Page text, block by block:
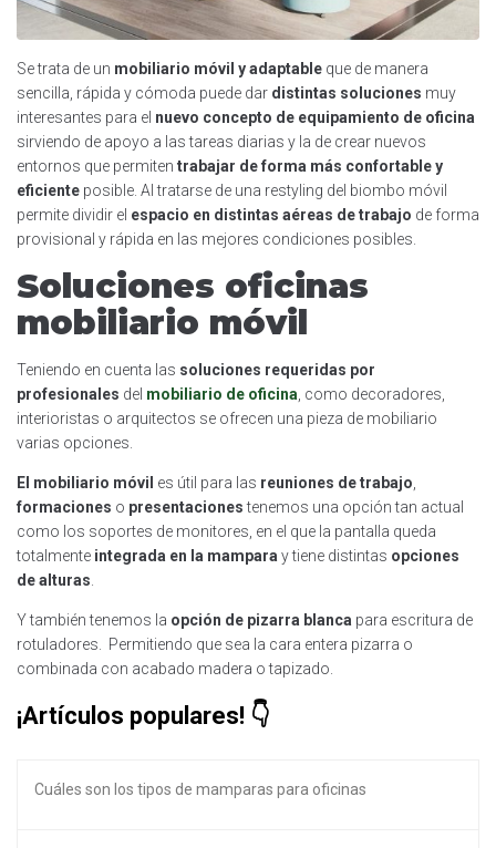
Se trata de un mobiliario móvil y adaptable que de manera
sencilla, rápida y cómoda puede dar distintas soluciones muy
interesantes para el nuevo concepto de equipamiento de oficina
sirviendo de apoyo a las tareas diarias y la de crear nuevos
entornos que permiten trabajar de forma más confortable y
eficiente posible. Al tratarse de una restyling del biombo móvil
permite dividir el espacio en distintas aéreas de trabajo de forma
provisional y rápida en las mejores condiciones posibles.
Soluciones oficinas
mobiliario móvil
Teniendo en cuenta las soluciones requeridas por
profesionales del mobiliario de oficina , como decoradores,
interioristas o arquitectos se ofrecen una pieza de mobiliario
varias opciones.
El mobiliario móvil es útil para las reuniones de trabajo
formaciones o presentacionestenemos una opción tan actual
como los soportes de monitores, en el que la pantalla queda
totalmente integrada en la mampara y tiene distintas opciones
de alturas
Y también tenemos la opción de pizarra blanca para escritura de
rotuladores. Permitiendo que sea la cara entera pizarra o
combinada con acabado madera o tapizado.
¡Artículos populares!
Cuáles son los tipos de mamparas para oficinas